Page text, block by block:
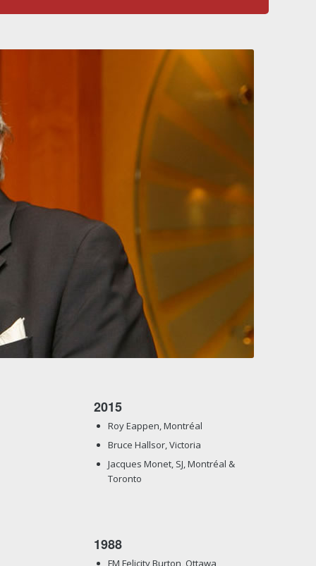
2015
Roy Eappen, Montréal
Bruce Hallsor, Victoria
Jacques Monet, SJ, Montréal &
Toronto
1988
FM Felicity Burton, Ottawa